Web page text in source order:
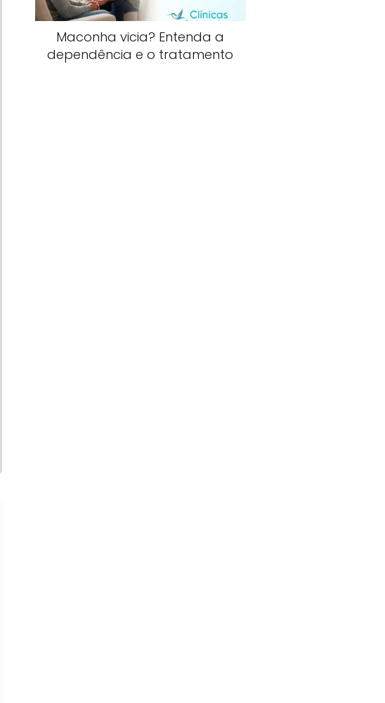
Maconha vicia? Entenda a
dependência e o tratamento